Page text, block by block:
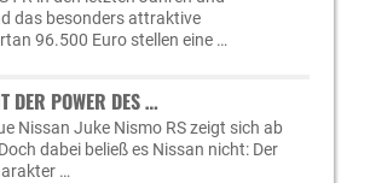
das besonders attraktive
96.500 Euro stellen eine …
DER POWER DES …
Nissan Juke Nismo RS zeigt sich ab
dabei beließ es Nissan nicht: Der
…